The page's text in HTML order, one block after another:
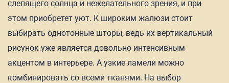
слепящего солнца и нежелательного зрения, и при
этом приобретет уют. К широким жалюзи стоит
выбирать однотонные шторы, ведь их вертикальный
рисунок уже является довольно интенсивным
акцентом в интерьере. А узкие ламели можно
комбинировать со всеми тканями. На выбор